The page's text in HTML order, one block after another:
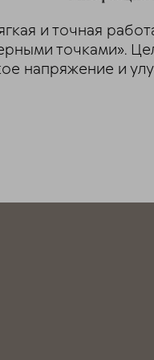
и точная
точками».
напряжение и